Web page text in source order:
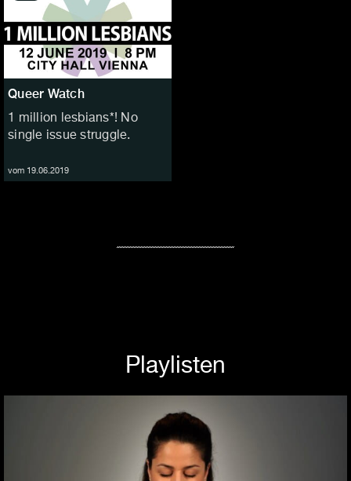
Queer Watch
1 million lesbians*! No
single issue struggle.
vom 19.06.2019
Playlisten